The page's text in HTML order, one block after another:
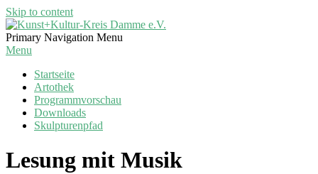
Skip to content
Kunst+Kultur-
Kreis
Primary Navigation Menu
Menu
Startseite
Artothek
Programmvorschau
Downloads
Skulpturenpfad
Lesung mit Musik